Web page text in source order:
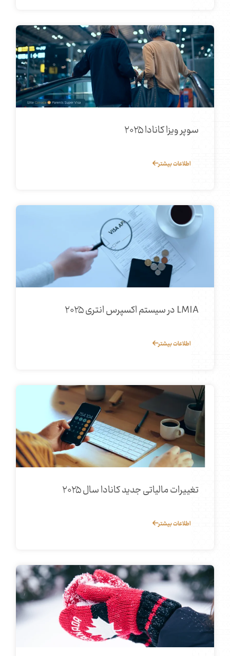
سوپر ویزا کانادا ۲۰۲۵
اطلاعات بیشتر
LMIA در سیستم اکسپرس انتری ۲۰۲۵
اطلاعات بیشتر
تغییرات مالیاتی جدید کانادا سال ۲۰۲۵
اطلاعات بیشتر